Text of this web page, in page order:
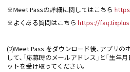
※Meet Passの詳細に関してはこちら
※よくある質問はこちら https://
(2)Meet Pass をダウンロード後､アプリの
して､｢応募時のメールアドレス｣と｢生年
ットを受け取ってください｡